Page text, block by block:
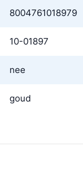
8004761018979
10-01897
nee
goud